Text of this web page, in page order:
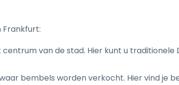
Frankfurt:
van de stad. Hier kunt u traditionele
bembels worden verkocht. Hier vind je